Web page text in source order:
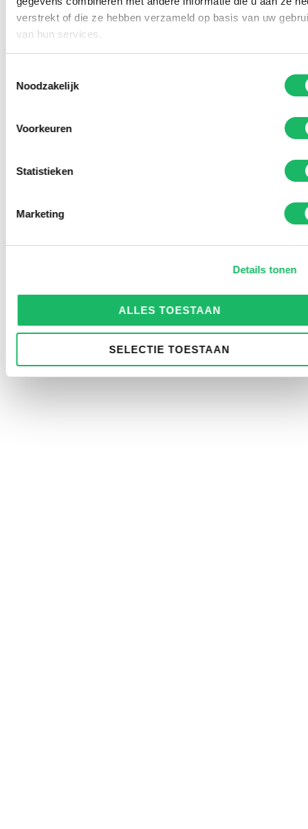
verstrekt of die ze hebben verzameld op basis van uw
van hun services.
Noodzakelijk
Voorkeuren
Statistieken
Marketing
Details tonen
ALLES TOESTAAN
SELECTIE TOESTAAN